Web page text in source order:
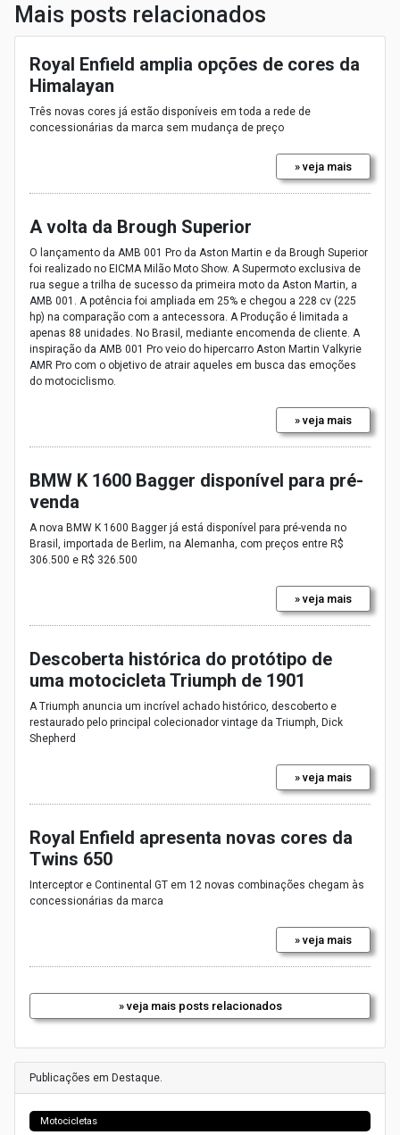
Mais posts relacionados
Royal Enfield amplia opções de cores da
Himalayan
Três novas cores já estão disponíveis em toda a rede de
concessionárias da marca sem mudança de preço
» veja mais
A volta da Brough Superior
O lançamento da AMB 001 Pro da Aston Martin e da Brough Superior
foi realizado no EICMA Milão Moto Show. A Supermoto exclusiva de
rua segue a trilha de sucesso da primeira moto da Aston Martin, a
AMB 001. A potência foi ampliada em 25% e chegou a 228 cv (225
hp) na comparação com a antecessora. A Produção é limitada a
apenas 88 unidades. No Brasil, mediante encomenda de cliente. A
inspiração da AMB 001 Pro veio do hipercarro Aston Martin Valkyrie
AMR Pro com o objetivo de atrair aqueles em busca das emoções
do motociclismo.
» veja mais
BMW K 1600 Bagger disponível para pré-
venda
A nova BMW K 1600 Bagger já está disponível para pré-venda no
Brasil, importada de Berlim, na Alemanha, com preços entre R$
306.500 e R$ 326.500
» veja mais
Descoberta histórica do protótipo de
uma motocicleta Triumph de 1901
A Triumph anuncia um incrível achado histórico, descoberto e
restaurado pelo principal colecionador vintage da Triumph, Dick
Shepherd
» veja mais
Royal Enfield apresenta novas cores da
Twins 650
Interceptor e Continental GT em 12 novas combinações chegam às
concessionárias da marca
» veja mais
» veja mais posts relacionados
Publicações em Destaque.
Motocicletas